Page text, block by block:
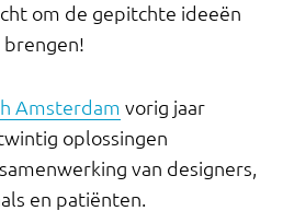
om de gepitchte ideeën
Amsterdam vorig jaar
oplossingen
van designers,
en patiënten.